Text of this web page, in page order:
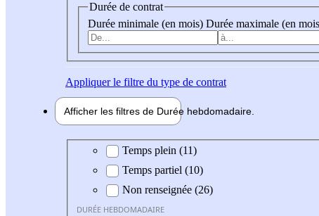
Durée de contrat
Durée minimale (en mois) Durée maximale (en
Appliquerle filtre du type de contrat
Afficher les filtres de Durée hebdomadaire
Durée hebdomadaire
Temps plein (11)
Temps partiel (10)
Non renseignée (26)
DURÉE HEBDOMADAIRE